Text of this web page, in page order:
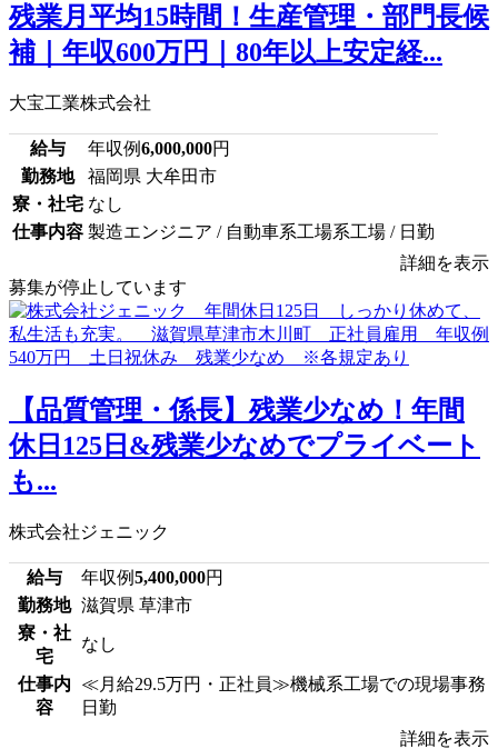
残業月平均15時間！生産管理・部門長候
補｜年収600万円｜80年以上安定経...
大宝工業株式会社
給与 年収例6,000,000円
勤務地
福岡県 大牟田市
寮・社宅 なし
仕事内容 製造エンジニア / 自動車系工場系工場 / 日勤
詳細を表示
募集が停止しています
【品質管理・係長】残業少なめ！年間
休日125日&残業少なめでプライベート
も...
株式会社ジェニック
給与 年収例5,400,000円
勤務地 滋賀県 草津市
寮・社
宅
なし
仕事内
容
≪月給29.5万円・正社員≫機械系工場での現場事務
日勤
詳細を表示